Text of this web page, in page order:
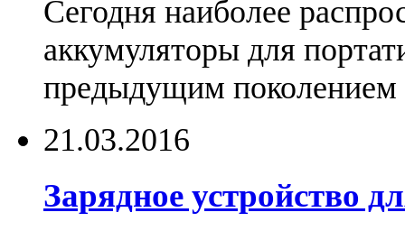
Сегодня наиболее
аккумуляторы для
предыдущим поколением
21.03.2016
Зарядное устройство